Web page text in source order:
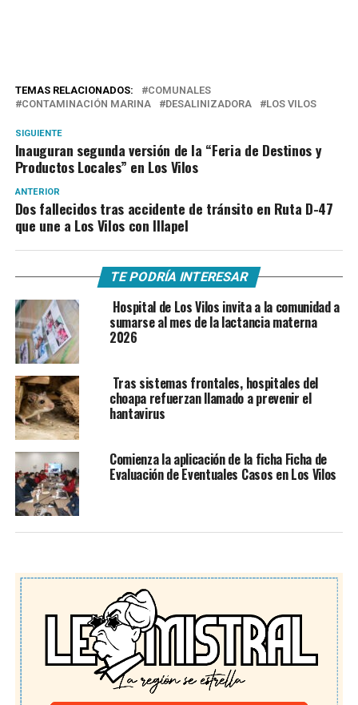
TEMAS RELACIONADOS:
COMUNALES
CONTAMINACIÓN MARINA
DESALINIZADORA LOS VILOS
SIGUIENTE
Inauguran segunda versión de la “Feria de Destinos y
Productos Locales” en Los Vilos
ANTERIOR
Dos fallecidos tras accidente de tránsito en Ruta D-47
que une a Los Vilos con Illapel
TE PODRÍA INTERESAR
Hospital de Los Vilos invita a la comunidad a
sumarse al mes de la lactancia materna
2026
Tras sistemas frontales, hospitales del
choapa refuerzan llamado a prevenir el
hantavirus
Comienza la aplicación de la ficha Ficha de
Evaluación de Eventuales Casos en Los Vilos